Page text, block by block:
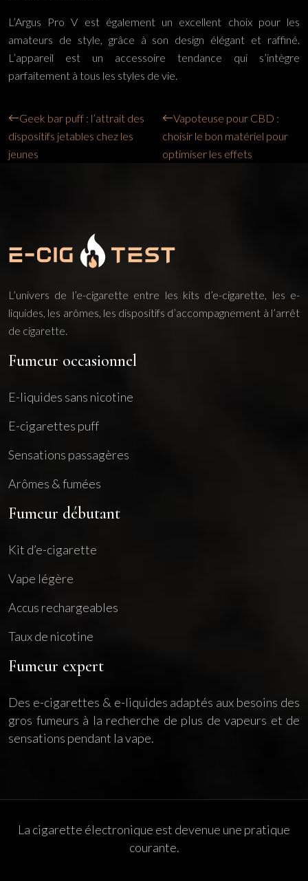
L’Argus Pro V est également un excellent choix pour les
amateurs de style, grâce à son design élégant et raffiné.
L’appareil est un accessoire tendance qui s’intègre
parfaitement à tous les styles de vie.
Geek bar puff : l’attrait des
dispositifs jetables chez les
jeunes
Vapoteuse pour CBD :
choisir le bon matériel pour
optimiser les effets
L’univers de l’e-cigarette entre les kits d’e-cigarette, les e-
liquides, les arômes, les dispositifs d’accompagnement à l’arrêt
de cigarette.
Fumeur occasionnel
E-liquides sans nicotine
E-cigarettes puff
Sensations passagères
Arômes & fumées
Fumeur débutant
Kit d’e-cigarette
Vape légère
Accus rechargeables
Taux de nicotine
Fumeur expert
Des e-cigarettes & e-liquides adaptés aux besoins des
gros fumeurs à la recherche de plus de vapeurs et de
sensations pendant la vape.
La cigarette électronique est devenue une pratique
courante.